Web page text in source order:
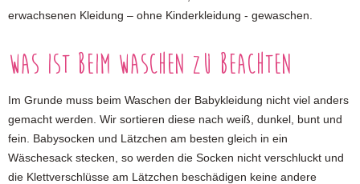
erwachsenen Kleidung – ohne Kinderkleidung - gewaschen.
Was ist beim Waschen zu beachten
Im Grunde muss beim Waschen der Babykleidung nicht viel anders
gemacht werden. Wir sortieren diese nach weiß, dunkel, bunt und
fein. Babysocken und Lätzchen am besten gleich in ein
Wäschesack stecken, so werden die Socken nicht verschluckt und
die Klettverschlüsse am Lätzchen beschädigen keine andere